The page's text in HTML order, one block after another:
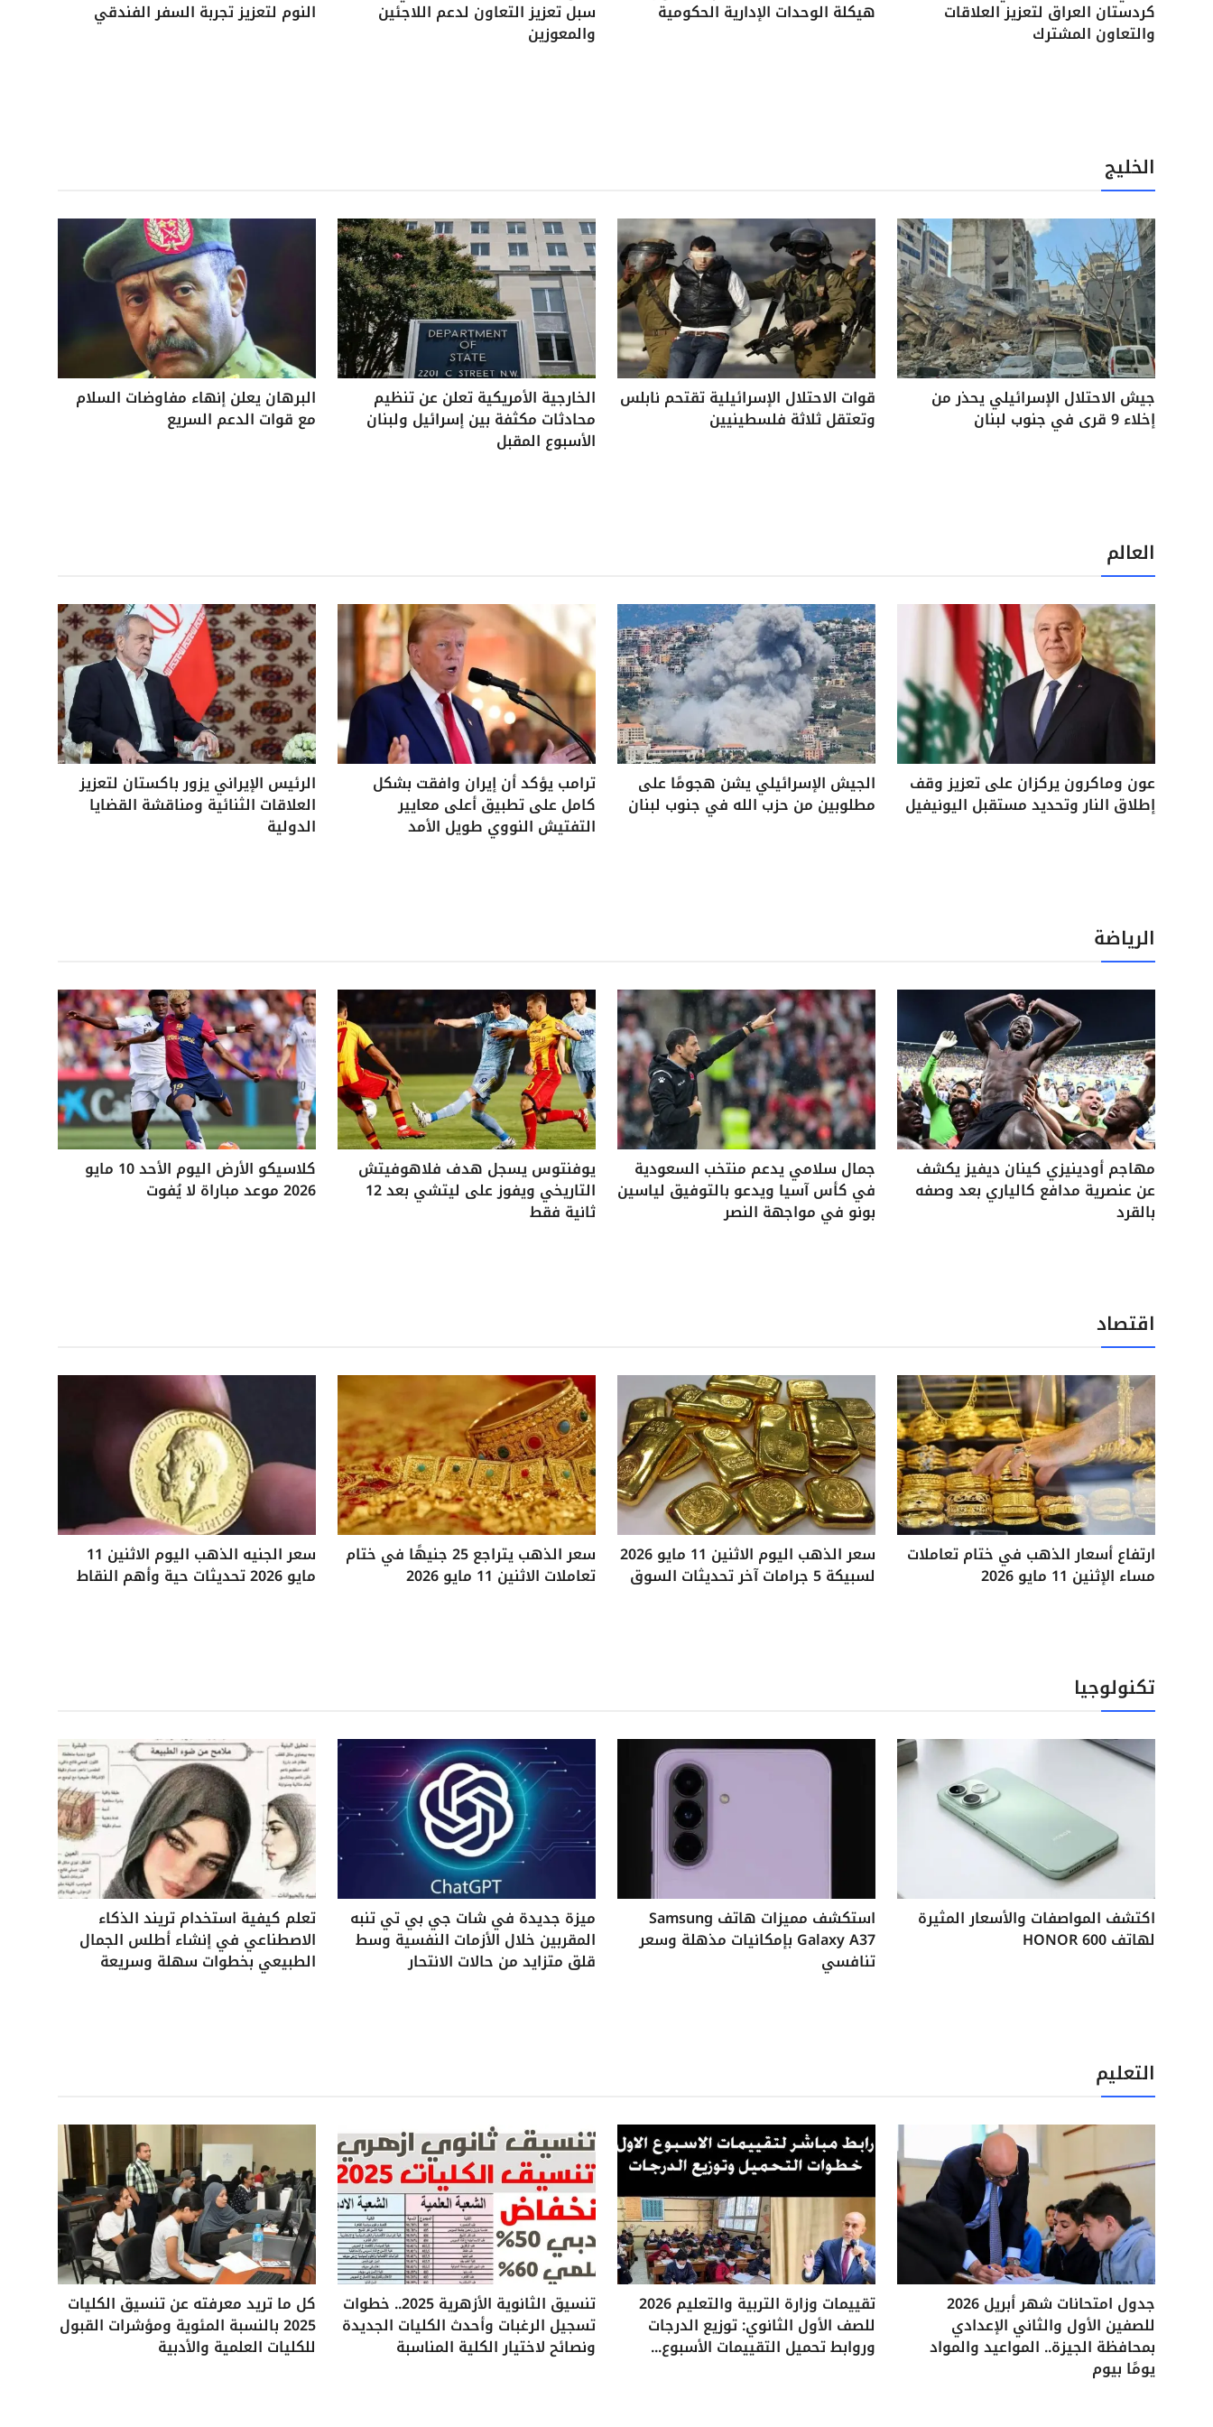
كردستان العراق لتعزيز العلاقات
والتعاون المشترك
هيكلة الوحدات الإدارية الحكومية سبل تعزيز التعاون لدعم اللاجئين
والمعوزين
النوم لتعزيز تجربة السفر الفندقي
الخليج
جيش الاحتلال الإسرائيلي يحذر من
إخلاء 9 قرى في جنوب لبنان
قوات الاحتلال الإسرائيلية تقتحم نابلس
وتعتقل ثلاثة فلسطينيين
الخارجية الأمريكية تعلن عن تنظيم
محادثات مكثفة بين إسرائيل ولبنان
الأسبوع المقبل
البرهان يعلن إنهاء مفاوضات السلام
مع قوات الدعم السريع
العالم
عون وماكرون يركزان على تعزيز وقف
إطلاق النار وتحديد مستقبل اليونيفيل
الجيش الإسرائيلي يشن هجومًا على
مطلوبين من حزب الله في جنوب لبنان
ترامب يؤكد أن إيران وافقت بشكل
كامل على تطبيق أعلى معايير
التفتيش النووي طويل الأمد
الرئيس الإيراني يزور باكستان لتعزيز
العلاقات الثنائية ومناقشة القضايا
الدولية
الرياضة
مهاجم أودينيزي كينان ديفيز يكشف
عن عنصرية مدافع كالياري بعد وصفه
بالقرد
جمال سلامي يدعم منتخب السعودية
في كأس آسيا ويدعو بالتوفيق لياسين
بونو في مواجهة النصر
يوفنتوس يسجل هدف فلاهوفيتش
التاريخي ويفوز على ليتشي بعد 12
ثانية فقط
كلاسيكو الأرض اليوم الأحد 10 مايو
2026 موعد مباراة لا يُفوت
اقتصاد
ارتفاع أسعار الذهب في ختام تعاملات
مساء الإثنين 11 مايو 2026
سعر الذهب اليوم الاثنين 11 مايو 2026
لسبيكة 5 جرامات آخر تحديثات السوق
سعر الذهب يتراجع 25 جنيهًا في ختام
تعاملات الاثنين 11 مايو 2026
سعر الجنيه الذهب اليوم الاثنين 11
مايو 2026 تحديثات حية وأهم النقاط
تكنولوجيا
اكتشف المواصفات والأسعار المثيرة
لهاتف HONOR 600
استكشف مميزات هاتف Samsung
Galaxy A37 بإمكانيات مذهلة وسعر
تنافسي
ميزة جديدة في شات جي بي تي تنبه
المقربين خلال الأزمات النفسية وسط
قلق متزايد من حالات الانتحار
تعلم كيفية استخدام تريند الذكاء
الاصطناعي في إنشاء أطلس الجمال
الطبيعي بخطوات سهلة وسريعة
التعليم
جدول امتحانات شهر أبريل 2026
للصفين الأول والثاني الإعدادي
بمحافظة الجيزة.. المواعيد والمواد
يومًا بيوم
تقييمات وزارة التربية والتعليم 2026
للصف الأول الثانوي: توزيع الدرجات
وروابط تحميل التقييمات الأسبوع...
تنسيق الثانوية الأزهرية 2025.. خطوات
تسجيل الرغبات وأحدث الكليات الجديدة
ونصائح لاختيار الكلية المناسبة
كل ما تريد معرفته عن تنسيق الكليات
2025 بالنسبة المئوية ومؤشرات القبول
للكليات العلمية والأدبية